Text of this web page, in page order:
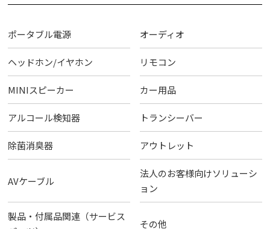
ポータブル電源 オーディオ
ヘッドホン/イヤホン リモコン
MINIスピーカー カー用品
アルコール検知器 トランシーバー
除菌消臭器 アウトレット
AVケーブル
法人のお客様向けソリューシ
ョン
製品・付属品関連（サービス
その他